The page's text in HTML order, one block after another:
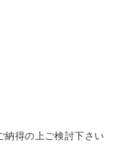
納得の上ご検討下さい